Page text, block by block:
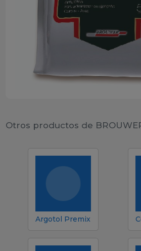
Otros productos de
Argotol Premix